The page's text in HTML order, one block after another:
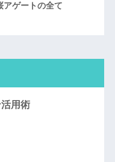
アゲートの全て
用術